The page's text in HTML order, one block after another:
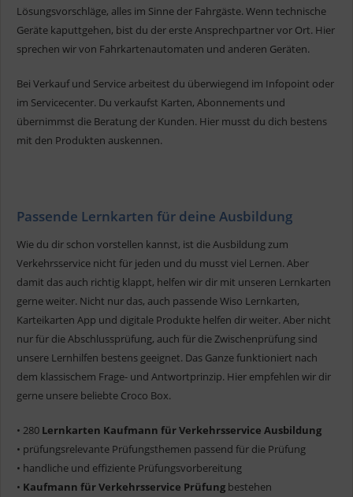
Lösungsvorschläge, alles im Sinne der Fahrgäste. Wenn technische
Geräte kaputtgehen, bist du der erste Ansprechpartner vor Ort. Hier
sprechen wir von Fahrkartenautomaten und anderen Geräten.
Bei Verkauf und Service arbeitest du überwiegend im Infopoint oder
im Servicecenter. Du verkaufst Karten, Abonnements und
übernimmst die Beratung der Kunden. Hier musst du dich bestens
mit den Produkten auskennen.
Passende Lernkarten für deine Ausbildung
Wie du dir schon vorstellen kannst, ist die Ausbildung zum
Verkehrsservice nicht für jeden und du musst viel Lernen. Aber
damit das auch richtig klappt, helfen wir dir mit unseren Lernkarten
gerne weiter. Nicht nur das, auch passende Wiso Lernkarten,
Karteikarten App und digitale Produkte helfen dir weiter. Aber nicht
nur für die Abschlussprüfung, auch für die Zwischenprüfung sind
unsere Lernhilfen bestens geeignet. Das Ganze funktioniert nach
dem klassischem Frage- und Antwortprinzip. Hier empfehlen wir dir
gerne unsere beliebte Croco Box.
• 280 Lernkarten Kaufmann für Verkehrsservice Ausbildung
• prüfungsrelevante Prüfungsthemen passend für die Prüfung
• handliche und effiziente Prüfungsvorbereitung
• Kaufmann für Verkehrsservice Prüfung bestehen